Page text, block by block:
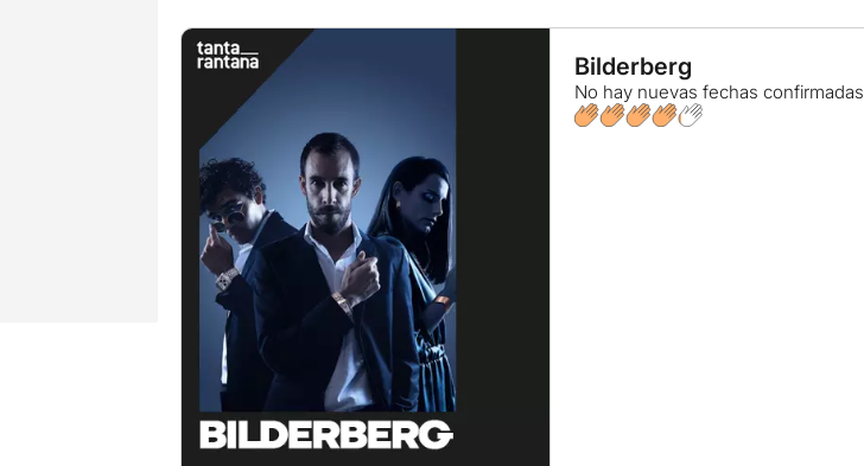
Bilderberg
No hay nuevas fechas confirmadas